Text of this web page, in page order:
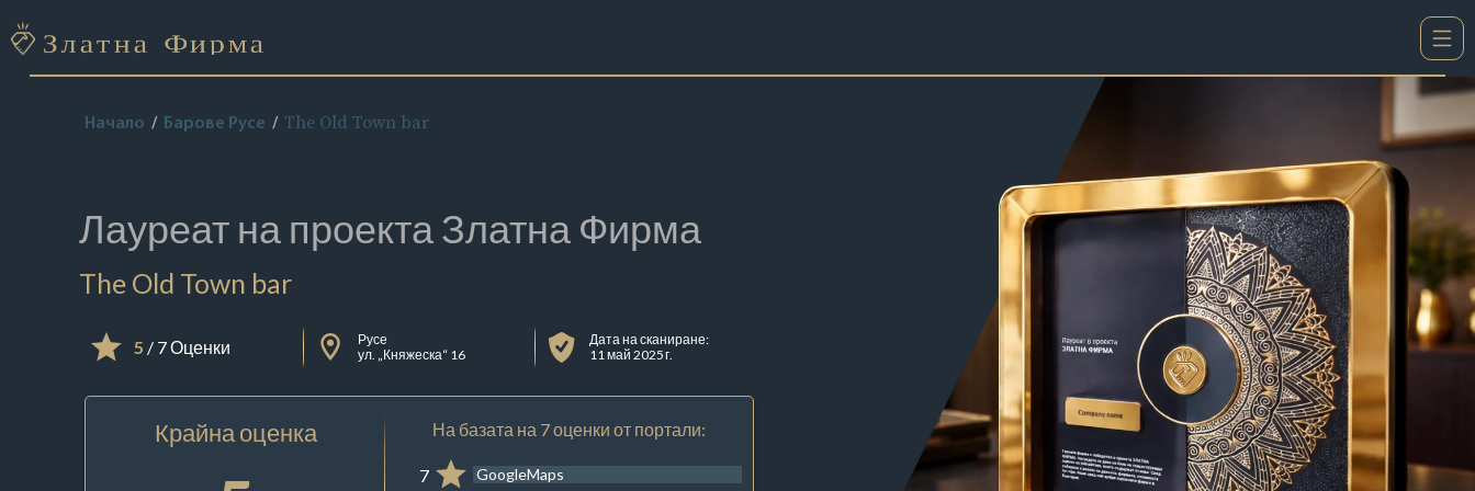
Начало Барове Русе The Old Town bar
Лауреат на проектаЗлатна Фирма
The Old Town bar
5 / 7 Оценки
Русе
ул. „Княжеска“ 16
Дата на сканиране:
11 май 2025 г.
Крайна оценка На базата на 7 оценки от портали:
7 GoogleMaps